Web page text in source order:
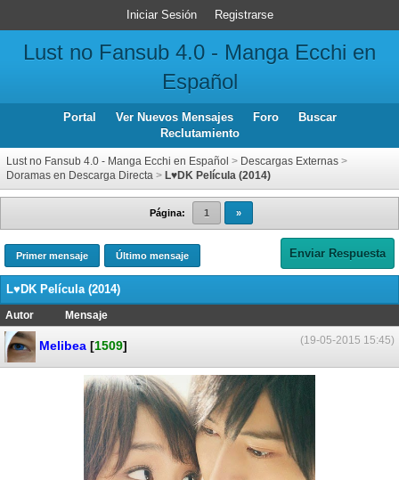
Iniciar Sesión Registrarse
Lust no Fansub 4.0 - Manga Ecchi en
Español
Portal Ver Nuevos Mensajes Foro
Buscar
Reclutamiento
Lust no Fansub 4.0 - Manga Ecchi en Español > Descargas Externas >
Doramas en Descarga Directa > L♥DK Película (2014)
Página: 1 »
Primer mensaje Último mensaje Enviar Respuesta
L♥DK Película (2014)
Autor
Mensaje
(19-05-2015 15:45)
Melibea [1509]